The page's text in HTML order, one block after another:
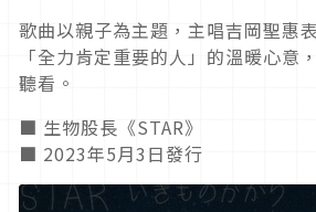
歌曲以親子為主題，主唱吉岡聖惠
「全力肯定重要的人」的溫暖心意
聽看。
■ 生物股長《STAR》
■ 2023年5月3日發行